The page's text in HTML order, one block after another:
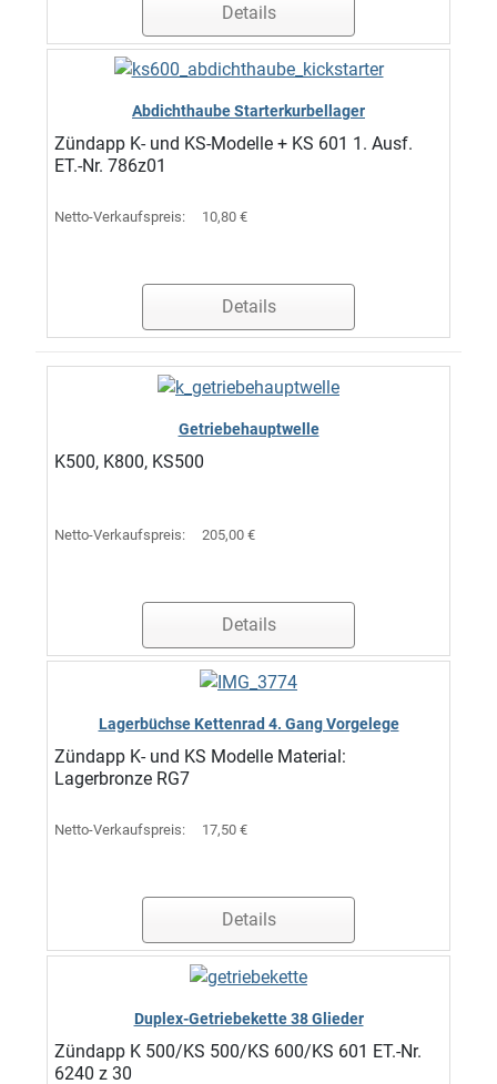
Details
Abdichthaube Starterkurbellager
Zündapp K- und KS-Modelle + KS 601 1. Ausf.
ET.-Nr. 786z01
Netto-Verkaufspreis: 10,80 €
Details
Getriebehauptwelle
K500, K800, KS500
Netto-Verkaufspreis: 205,00 €
Details
Lagerbüchse Kettenrad 4. Gang Vorgelege
Zündapp K- und KS Modelle Material:
Lagerbronze RG7
Netto-Verkaufspreis: 17,50 €
Details
Duplex-Getriebekette 38 Glieder
Zündapp K 500/KS 500/KS 600/KS 601 ET.-Nr.
6240 z 30